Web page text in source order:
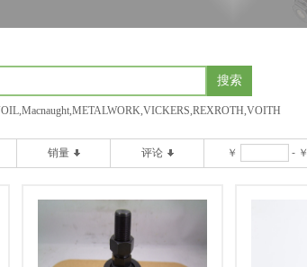
搜索
销量 评论 ￥ - ￥